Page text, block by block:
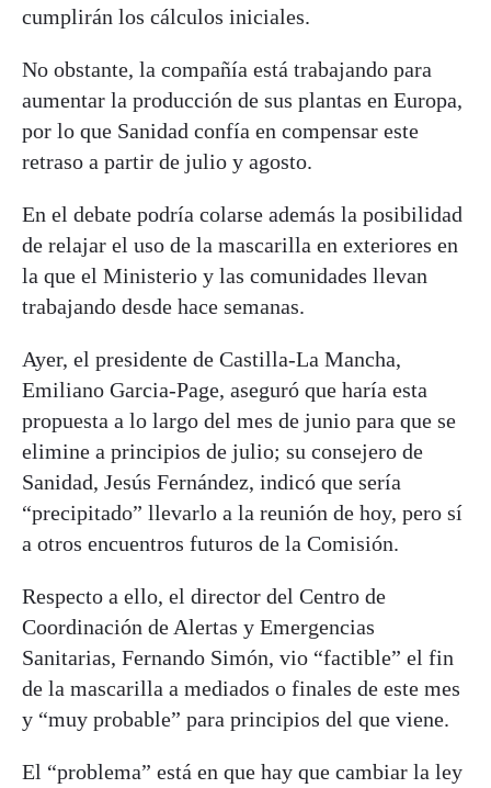
cumplirán los cálculos iniciales.
No obstante, la compañía está trabajando para
aumentar la producción de sus plantas en Europa,
por lo que Sanidad confía en compensar este
retraso a partir de julio y agosto.
En el debate podría colarse además la posibilidad
de relajar el uso de la mascarilla en exteriores en
la que el Ministerio y las comunidades llevan
trabajando desde hace semanas.
Ayer, el presidente de Castilla-La Mancha,
Emiliano Garcia-Page, aseguró que haría esta
propuesta a lo largo del mes de junio para que se
elimine a principios de julio; su consejero de
Sanidad, Jesús Fernández, indicó que sería
“precipitado” llevarlo a la reunión de hoy, pero sí
a otros encuentros futuros de la Comisión.
Respecto a ello, el director del Centro de
Coordinación de Alertas y Emergencias
Sanitarias, Fernando Simón, vio “factible” el fin
de la mascarilla a mediados o finales de este mes
y “muy probable” para principios del que viene.
El “problema” está en que hay que cambiar la ley